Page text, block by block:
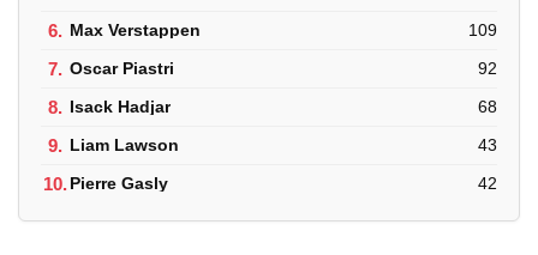
6. Max Verstappen 109
7. Oscar Piastri 92
8. Isack Hadjar 68
9. Liam Lawson 43
10.Pierre Gasly 42